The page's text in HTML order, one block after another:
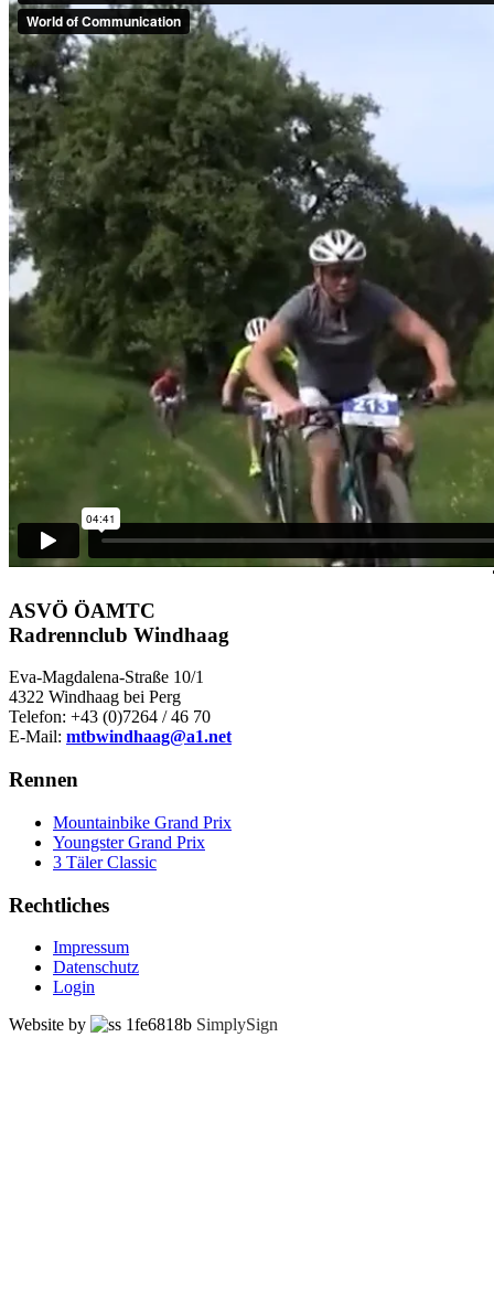
ASVÖ ÖAMTC
Radrennclub Windhaag
Eva-Magdalena-Straße 10/1
4322 Windhaag bei Perg
Telefon: +43 (0)7264 / 46 70
E-Mail: mtbwindhaag@a1.net
Rennen
Mountainbike Grand Prix
Youngster Grand Prix
3 Täler Classic
Rechtliches
Impressum
Datenschutz
Login
Website by
SimplySign